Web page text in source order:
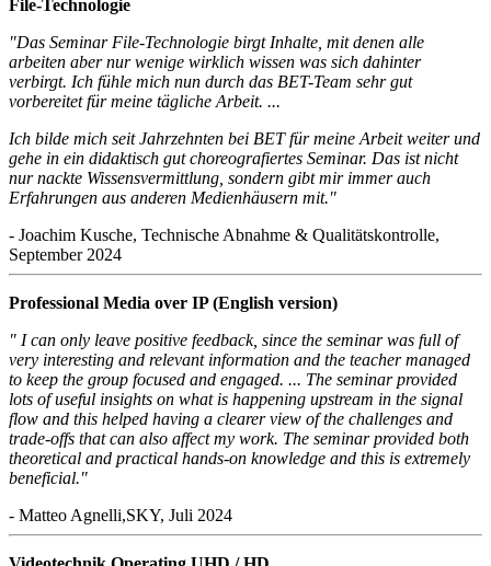
File-Technologie
"Das Seminar File-Technologie birgt Inhalte, mit denen alle
arbeiten aber nur wenige wirklich wissen was sich dahinter
verbirgt. Ich fühle mich nun durch das BET-Team sehr gut
vorbereitet für meine tägliche Arbeit. ...
Ich bilde mich seit Jahrzehnten bei BET für meine Arbeit weiter und
gehe in ein didaktisch gut choreografiertes Seminar. Das ist nicht
nur nackte Wissensvermittlung, sondern gibt mir immer auch
Erfahrungen aus anderen Medienhäusern mit."
- Joachim Kusche, Technische Abnahme & Qualitätskontrolle,
September 2024
Professional Media over IP (English version)
" I can only leave positive feedback, since the seminar was full of
very interesting and relevant information and the teacher managed
to keep the group focused and engaged. ... The seminar provided
lots of useful insights on what is happening upstream in the signal
flow and this helped having a clearer view of the challenges and
trade-offs that can also affect my work. The seminar provided both
theoretical and practical hands-on knowledge and this is extremely
beneficial."
- Matteo Agnelli,SKY, Juli 2024